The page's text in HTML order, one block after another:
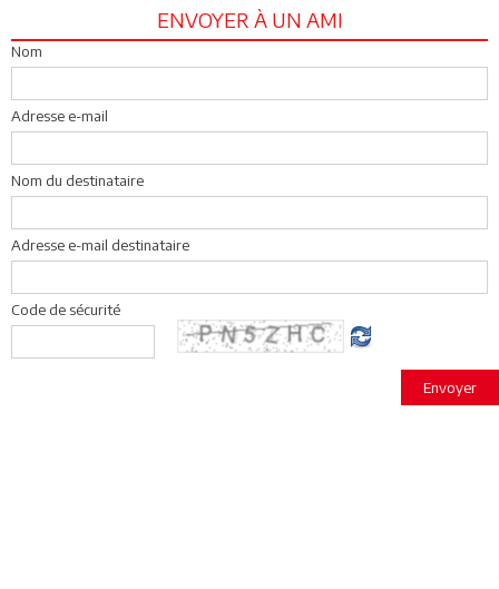
ENVOYER À UN AMI
Nom
Adresse e-mail
Nom du destinataire
Adresse e-mail destinataire
Code de sécurité
Envoyer